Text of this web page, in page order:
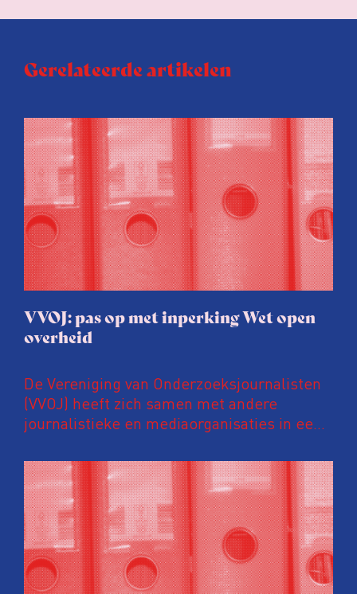
Gerelateerde artikelen
VVOJ: pas op met inperking Wet open
overheid
De Vereniging van Onderzoeksjournalisten
(VVOJ) heeft zich samen met andere
journalistieke en mediaorganisaties in een
voorstellen om de Wet open overheid (Woo)
vergaand aan te passen. Volgens deze
organisaties zijn deze suggesties voorbarig,
verontrustend en prematuur, zeker nu de
wet nog maar enkele jaren van kracht is en
lopende onderzoeken en evaluaties nog
niet zijn afgerond.